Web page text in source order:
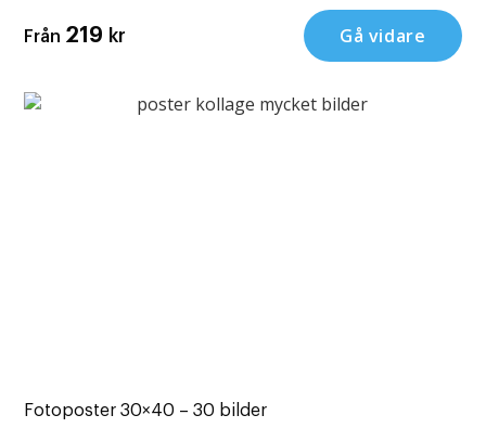
Från 219 kr Gå vidare
Fotoposter 30×40 – 30 bilder